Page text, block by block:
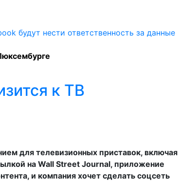
к ТВ
для телевизионных приставок, включая
на Wall Street Journal, приложение
и компания хочет сделать соцсеть